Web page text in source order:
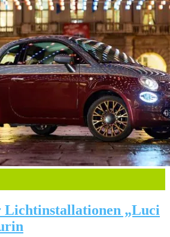
Lichtinstallationen „Luci